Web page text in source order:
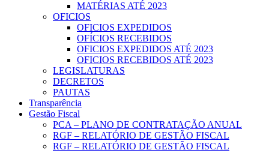
MATÉRIAS ATÉ 2023
OFICIOS
OFICIOS EXPEDIDOS
OFÍCIOS RECEBIDOS
OFICIOS EXPEDIDOS ATÉ 2023
OFICIOS RECEBIDOS ATÉ 2023
LEGISLATURAS
DECRETOS
PAUTAS
Transparência
Gestão Fiscal
PCA – PLANO DE CONTRATAÇÃO ANUAL
RGF – RELATÓRIO DE GESTÃO FISCAL
RGF – RELATÓRIO DE GESTÃO FISCAL